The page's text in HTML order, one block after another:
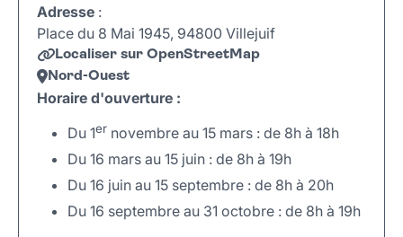
Adresse :
Place du 8 Mai 1945, 94800 Villejuif
Localiser sur OpenStreetMap
Nord-Ouest
Horaire d'ouverture :
Du 1er novembre au 15 mars : de 8h à 18h
Du 16 mars au 15 juin : de 8h à 19h
Du 16 juin au 15 septembre : de 8h à 20h
Du 16 septembre au 31 octobre : de 8h à 19h
Leaflet |© OpenStreetMap